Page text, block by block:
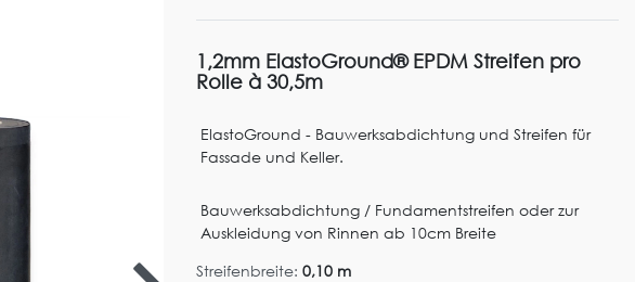
1,2mm ElastoGround® EPDM Streifen pro
Rolle à 30,5m
ElastoGround - Bauwerksabdichtung und Streifen für
Fassade und Keller.
Bauwerksabdichtung / Fundamentstreifen oder zur
Auskleidung von Rinnen ab 10cm Breite
Streifenbreite: 0,10 m